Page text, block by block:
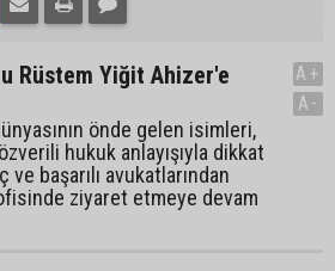
Rüstem Yiğit Ahizer'e
önde gelen isimleri,
hukuk anlayışıyla dikkat
ve başarılı avukatlarından
ziyaret etmeye devam
A+
A-